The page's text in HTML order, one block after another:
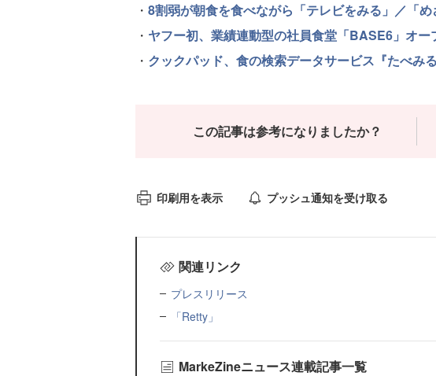
・ 8割弱が朝食を食べながら「テレビをみる」／「
・ ヤフー初、業績連動型の社員食堂「BASE6」オー
・ クックパッド、食の検索データサービス『たべみ
この記事は参考になりましたか？
印刷用を表示 プッシュ通知を受け取る
関連リンク
プレスリリース
「Retty」
MarkeZineニュース連載記事一覧